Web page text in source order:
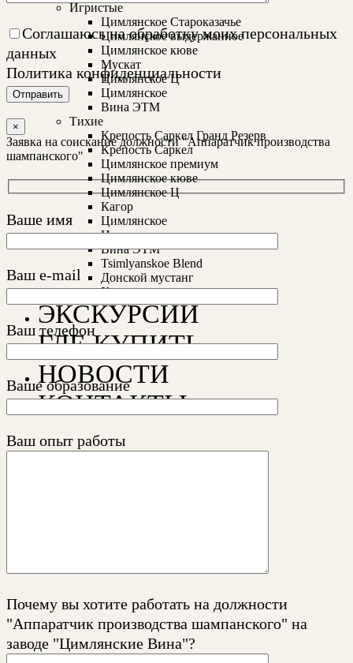
Игристые
Цимлянское Староказачье
Цимлянское выдержанное
Цимлянское кюве
Мускат
Цимлянское Ц
Цимлянское
Вина ЭТМ
Тихие
Крепость Саркел Гранд Резерв
Крепость Саркел
Цимлянское премиум
Цимлянское кюве
Цимлянское Ц
Кагор
Цимлянское
Цимлянское вино
Вина ЭТМ
Tsimlyanskoe Blend
Донской мустанг
Хазарское
ЭКСКУРСИИ
ГДЕ КУПИТЬ
НОВОСТИ
КОНТАКТЫ
Соглашаюсь на обработку моих персональных
данных
Политика конфиденциальности
Отправить
×
Заявка на соискание должности "Аппаратчик производства
шампанского"
Ваше имя
Ваш e-mail
Ваш телефон
Ваше образование
Ваш опыт работы
Почему вы хотите работать на должности
"Аппаратчик производства шампанского" на
заводе "Цимлянские Вина"?